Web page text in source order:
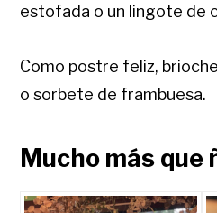
estofada o un lingote de
Como postre feliz,
o sorbete de frambuesa.
Mucho más que